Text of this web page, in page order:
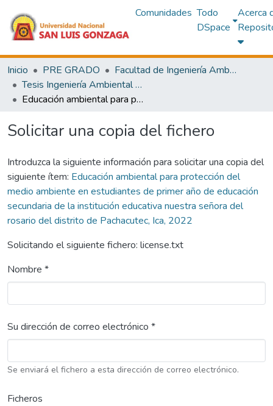
Comunidades Todo
DSpace
Acerca
Inicio PRE GRADO
Facultad de Ingeniería Ambiental y Sanitaria
Tesis Ingeniería Ambiental y Sanitaria
Educación ambiental para protección del medio ambiente en estudiantes de primer año de educación secundaria de la institución educativa nuestra señora del rosario del distrito de Pachacutec, Ica, 2022
Solicitar una copia del fichero
Introduzca la siguiente información para solicitar una copia del
siguiente ítem: Educación ambiental para protección del
medio ambiente en estudiantes de primer año de educación
secundaria de la institución educativa nuestra señora del
rosario del distrito de Pachacutec, Ica, 2022
Solicitando el siguiente fichero: license.txt
Nombre *
Su dirección de correo electrónico *
Se enviará el fichero a esta dirección de correo electrónico.
Ficheros